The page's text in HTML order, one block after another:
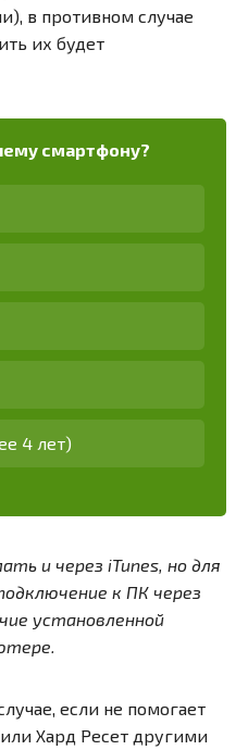
в противном случае
их будет
смартфону?
4 лет)
и через iTunes, но для
к ПК через
установленной
если не помогает
Хард Ресет другими